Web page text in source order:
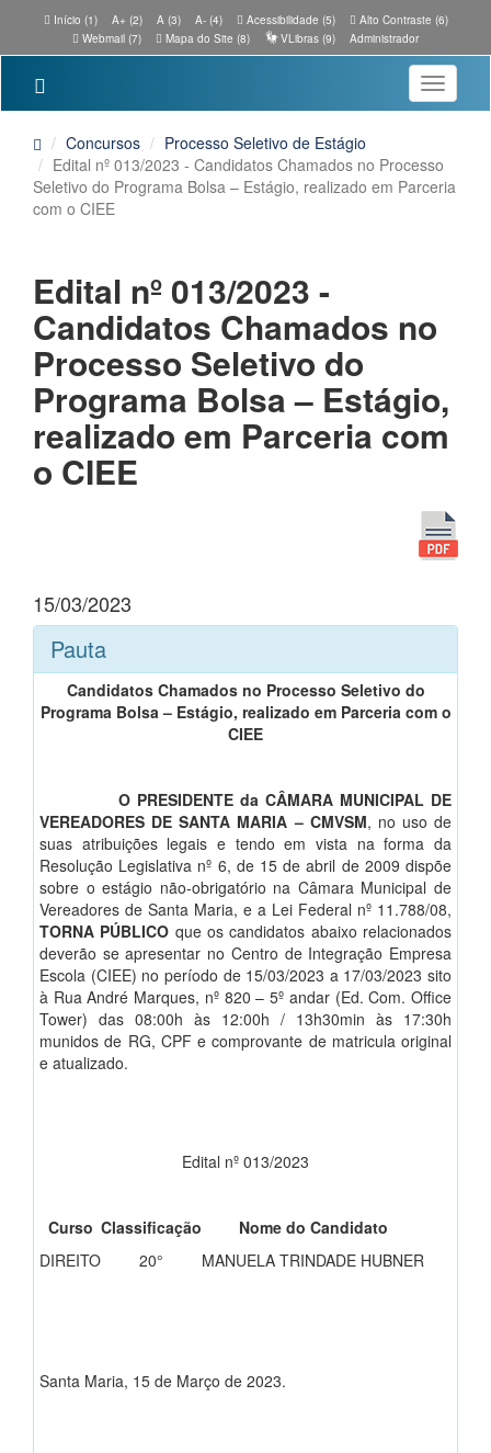
Início (1) A+ (2) A (3) A- (4) Acessibilidade (5)
Alto Contraste (6)
Webmail (7)
Mapa do Site (8) VLibras (9) Administrador
Toggle
Concursos
Processo Seletivo de Estágio
Edital nº 013/2023 - Candidatos Chamados no Processo
Seletivo do Programa Bolsa – Estágio, realizado em Parceria
com o CIEE
Edital nº 013/2023 -
Candidatos Chamados no
Processo Seletivo do
Programa Bolsa – Estágio,
realizado em Parceria com
o CIEE
15/03/2023
Pauta
Candidatos Chamados no Processo Seletivo do
Programa Bolsa – Estágio, realizado em Parceria com o
CIEE
O PRESIDENTE da CÂMARA MUNICIPAL DE
VEREADORES DE SANTA MARIA – CMVSM, no uso de
suas atribuições legais e tendo em vista na forma da
Resolução Legislativa nº 6, de 15 de abril de 2009 dispõe
sobre o estágio não-obrigatório na Câmara Municipal de
Vereadores de Santa Maria, e a Lei Federal nº 11.788/08,
TORNA PÚBLICO que os candidatos abaixo relacionados
deverão se apresentar no Centro de Integração Empresa
Escola (CIEE) no período de 15/03/2023 a 17/03/2023 sito
à Rua André Marques, nº 820 – 5º andar (Ed. Com. Office
Tower) das 08:00h às 12:00h / 13h30min às 17:30h
munidos de RG, CPF e comprovante de matricula original
e atualizado.
Edital nº 013/2023
Curso Classificação
Nome do Candidato
DIREITO
20° MANUELA TRINDADE HUBNER
Santa Maria, 15 de Março de 2023.